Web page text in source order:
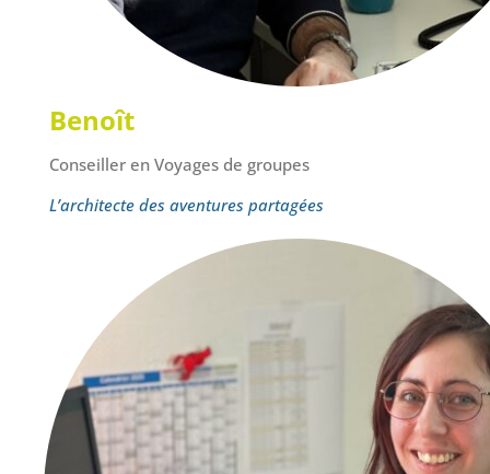
Benoît
Conseiller en Voyages de groupes
L’architecte des aventures partagées